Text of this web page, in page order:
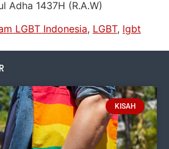
Adha 1437H (R.A.W)
LGBT Indonesia, LGBT, lgbt
KISAH